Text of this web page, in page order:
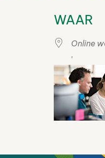
Calendar
WAAR
Online
,